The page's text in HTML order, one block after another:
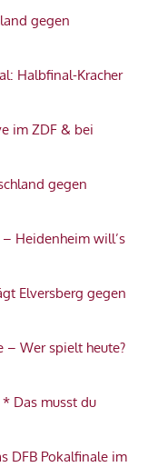
gegen
Halbfinal-Kracher
im ZDF & bei
gegen
Heidenheim will’s
Elversberg gegen
– Wer spielt heute?
Das musst du
DFB Pokalfinale im